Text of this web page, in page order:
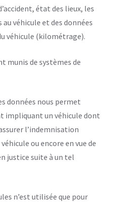
état des lieux, les
véhicule et des données
véhicule (kilométrage).
munis de systèmes de
données nous permet
impliquant un véhicule dont
l’indemnisation
ou encore en vue de
justice suite à un tel
n’est utilisée que pour